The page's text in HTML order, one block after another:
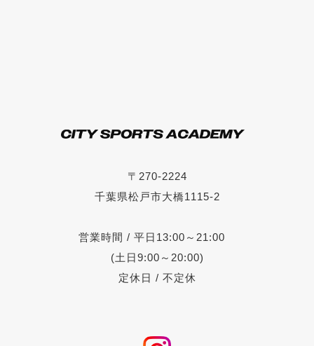
〒270-2224
千葉県松戸市大橋1115-2
営業時間 / 平日13:00～21:00
(土日9:00～20:00)
定休日 / 不定休